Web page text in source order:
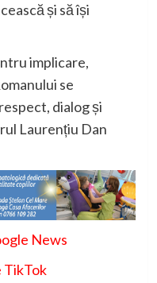
și să își
implicare,
se
dialog și
Laurențiu Dan
News
TikTok